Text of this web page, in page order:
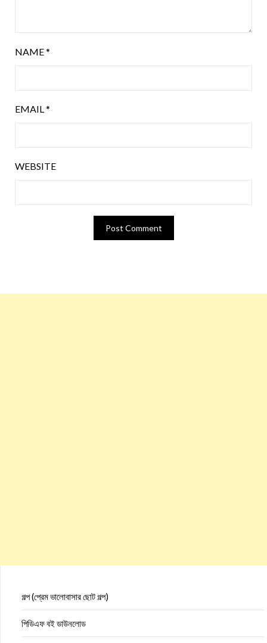
NAME*
EMAIL*
WEBSITE
গল্প (প্রেম ভালোবাসার ছোট গল্প)
পিডিএফ বই ডাউনলোড